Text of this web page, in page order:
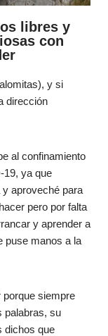
libres y
con
y si
dirección
al confinamiento
19, ya que
aproveché para
pero por falta
y aprender a
puse manos a la
porque siempre
palabras, su
dichos que